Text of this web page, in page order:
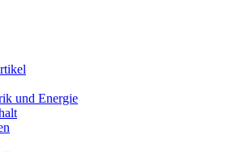
und Energie